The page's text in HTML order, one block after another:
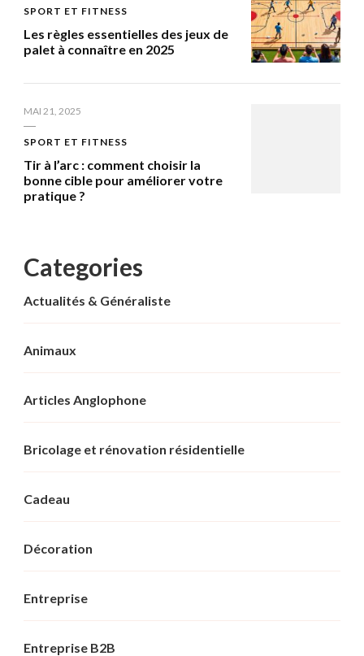
SPORT ET FITNESS
Les règles essentielles des jeux de
palet à connaître en 2025
MAI 21, 2025
SPORT ET FITNESS
Tir à l’arc : comment choisir la
bonne cible pour améliorer votre
pratique ?
Categories
Actualités & Généraliste
Animaux
Articles Anglophone
Bricolage et rénovation résidentielle
Cadeau
Décoration
Entreprise
Entreprise B2B